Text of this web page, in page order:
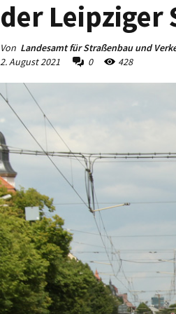
der Leipziger
Von Landesamt für Straßenbau und
2. August 2021
0 428